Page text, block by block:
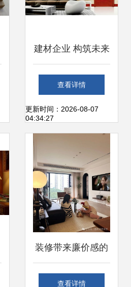
建材企业 构筑未来
的基石，装修第一
网建材企业频道引
查看详情
更新时间：2026-08-07
04:34:27
装修带来廉价感的
建材，宁愿不做 四
查看详情